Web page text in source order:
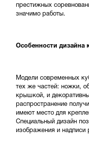
престижных
значимо работы.
Особенности дизайна
Модели современных
тех же частей: ножки,
крышкой, и
распространение
имеют место для
Специальный дизайн
изображения и надписи